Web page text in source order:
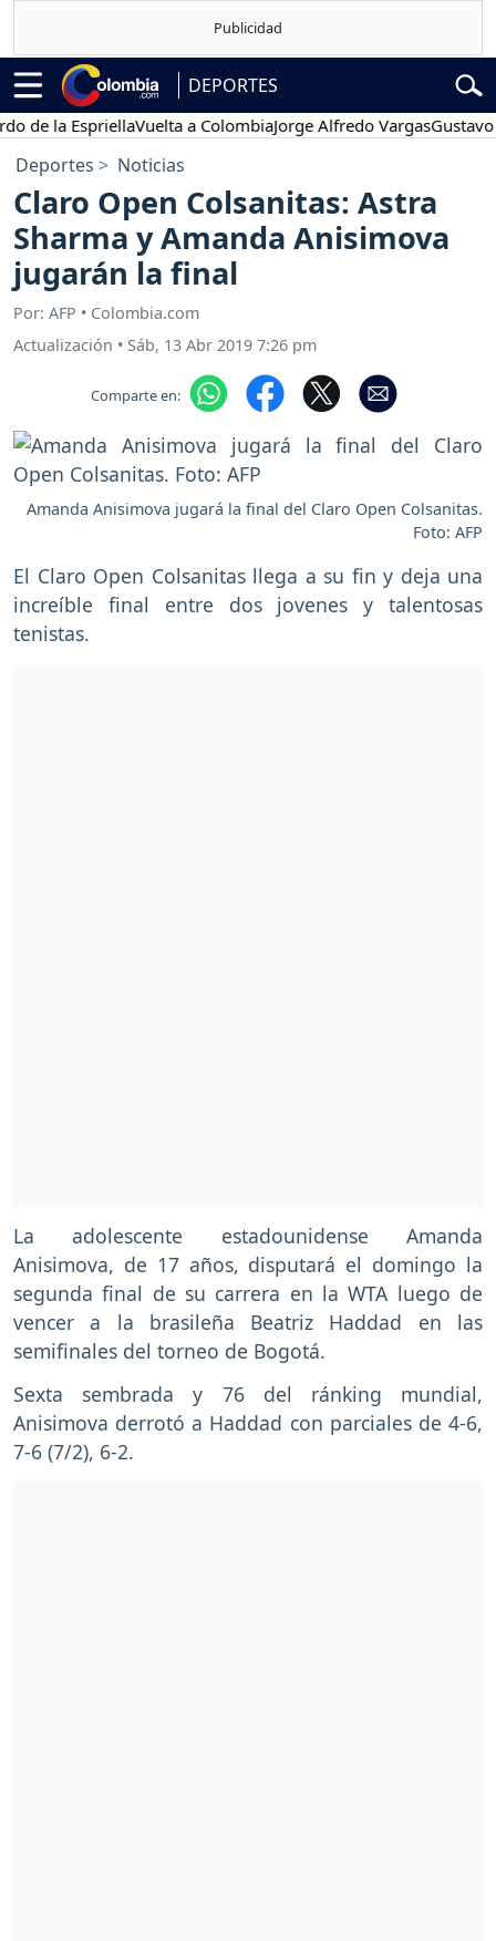
DEPORTES
la EspriellaVuelta a ColombiaJorge Alfredo VargasGustavo Petro
Deportes Noticias
Claro Open Colsanitas: Astra
Sharma y Amanda Anisimova
jugarán la final
Por: AFP • Colombia.com
Actualización • Sáb, 13 Abr 2019 7:26 pm
Comparte en:
Amanda Anisimova jugará la final del Claro Open Colsanitas.
Foto: AFP
El Claro Open Colsanitas llega a su fin y deja una
increíble final entre dos jovenes y talentosas
tenistas.
La adolescente estadounidense Amanda
Anisimova, de 17 años, disputará el domingo la
segunda final de su carrera en la WTA luego de
vencer a la brasileña Beatriz Haddad en las
semifinales del torneo de Bogotá.
Sexta sembrada y 76 del ránking mundial,
Anisimova derrotó a Haddad con parciales de 4-6,
7-6 (7/2), 6-2.